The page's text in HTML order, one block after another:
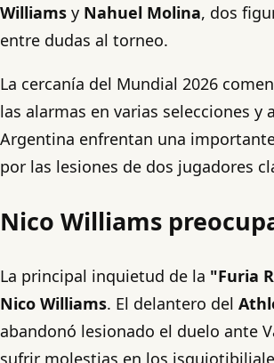
Williams y Nahuel Molina, dos
entre dudas al torneo.
La cercanía del Mundial 2026
las alarmas en varias selecciones y
Argentina enfrentan una
por las lesiones de dos jugadores
Nico Williams
La principal inquietud de la "Furia
Nico Williams. El delantero del
abandonó lesionado el duelo ante
sufrir molestias en los